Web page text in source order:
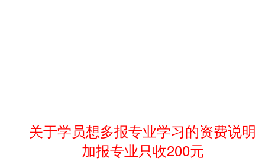
关于学员想多报专业学习的资费说明
加报专业只收200元